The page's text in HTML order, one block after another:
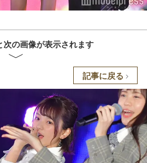
次の画像が表示されます
記事に戻る